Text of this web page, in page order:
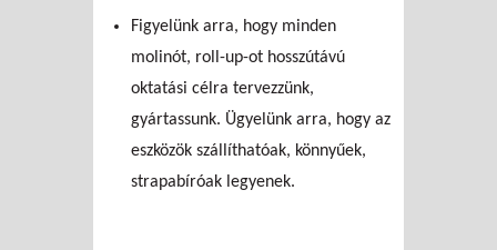
Figyelünk arra, hogy minden
molinót, roll-up-ot hosszútávú
oktatási célra tervezzünk,
gyártassunk. Ügyelünk arra, hogy az
eszközök szállíthatóak, könnyűek,
strapabíróak legyenek.